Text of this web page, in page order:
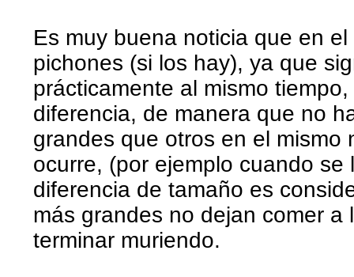
Es muy buena noticia que en
pichones (si los hay), ya que
prácticamente al mismo
diferencia, de manera que no
grandes que otros en el mismo
ocurre, (por ejemplo cuando
diferencia de tamaño es
más grandes no dejan comer
terminar muriendo.